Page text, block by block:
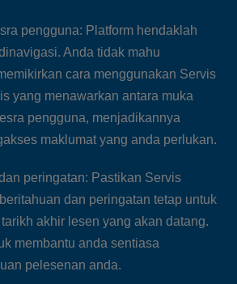
pengguna: Platform hendaklah
Anda tidak mahu
cara menggunakan Servis
yang menawarkan antara muka
pengguna, menjadikannya
maklumat yang anda perlukan.
peringatan: Pastikan Servis
dan peringatan tetap untuk
akhir lesen yang akan datang.
membantu anda sentiasa
pelesenan anda.